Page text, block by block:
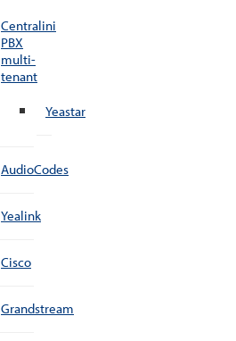
Centralini
PBX
multi-
tenant
Yeastar
AudioCodes
Yealink
Cisco
Grandstream